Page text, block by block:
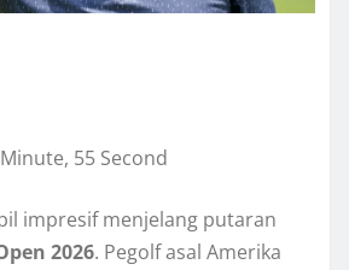
55 Second
impresif menjelang putaran
2026. Pegolf asal Amerika